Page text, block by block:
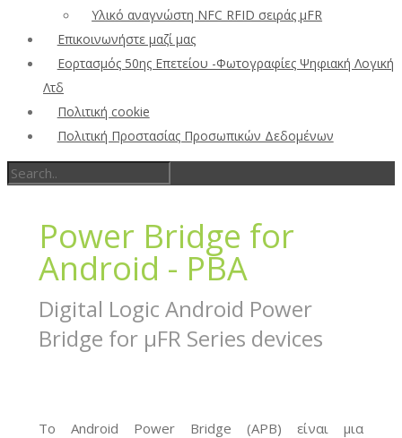
Υλικό αναγνώστη NFC RFID σειράς μFR
Επικοινωνήστε μαζί μας
Εορτασμός 50ης Επετείου -Φωτογραφίες Ψηφιακή Λογική
Λτδ
Πολιτική cookie
Πολιτική Προστασίας Προσωπικών Δεδομένων
Power Bridge for
Android - PBA
Digital Logic Android Power
Bridge for µFR Series devices
Το Android Power Bridge (APB) είναι μια